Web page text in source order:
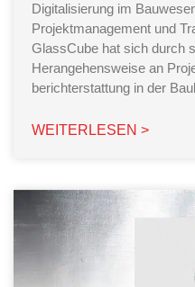
Digitalisierung im
Projektmanagement und
GlassCube hat sich durch
Herangehensweise an
berichterstattung in der
WEITERLESEN >